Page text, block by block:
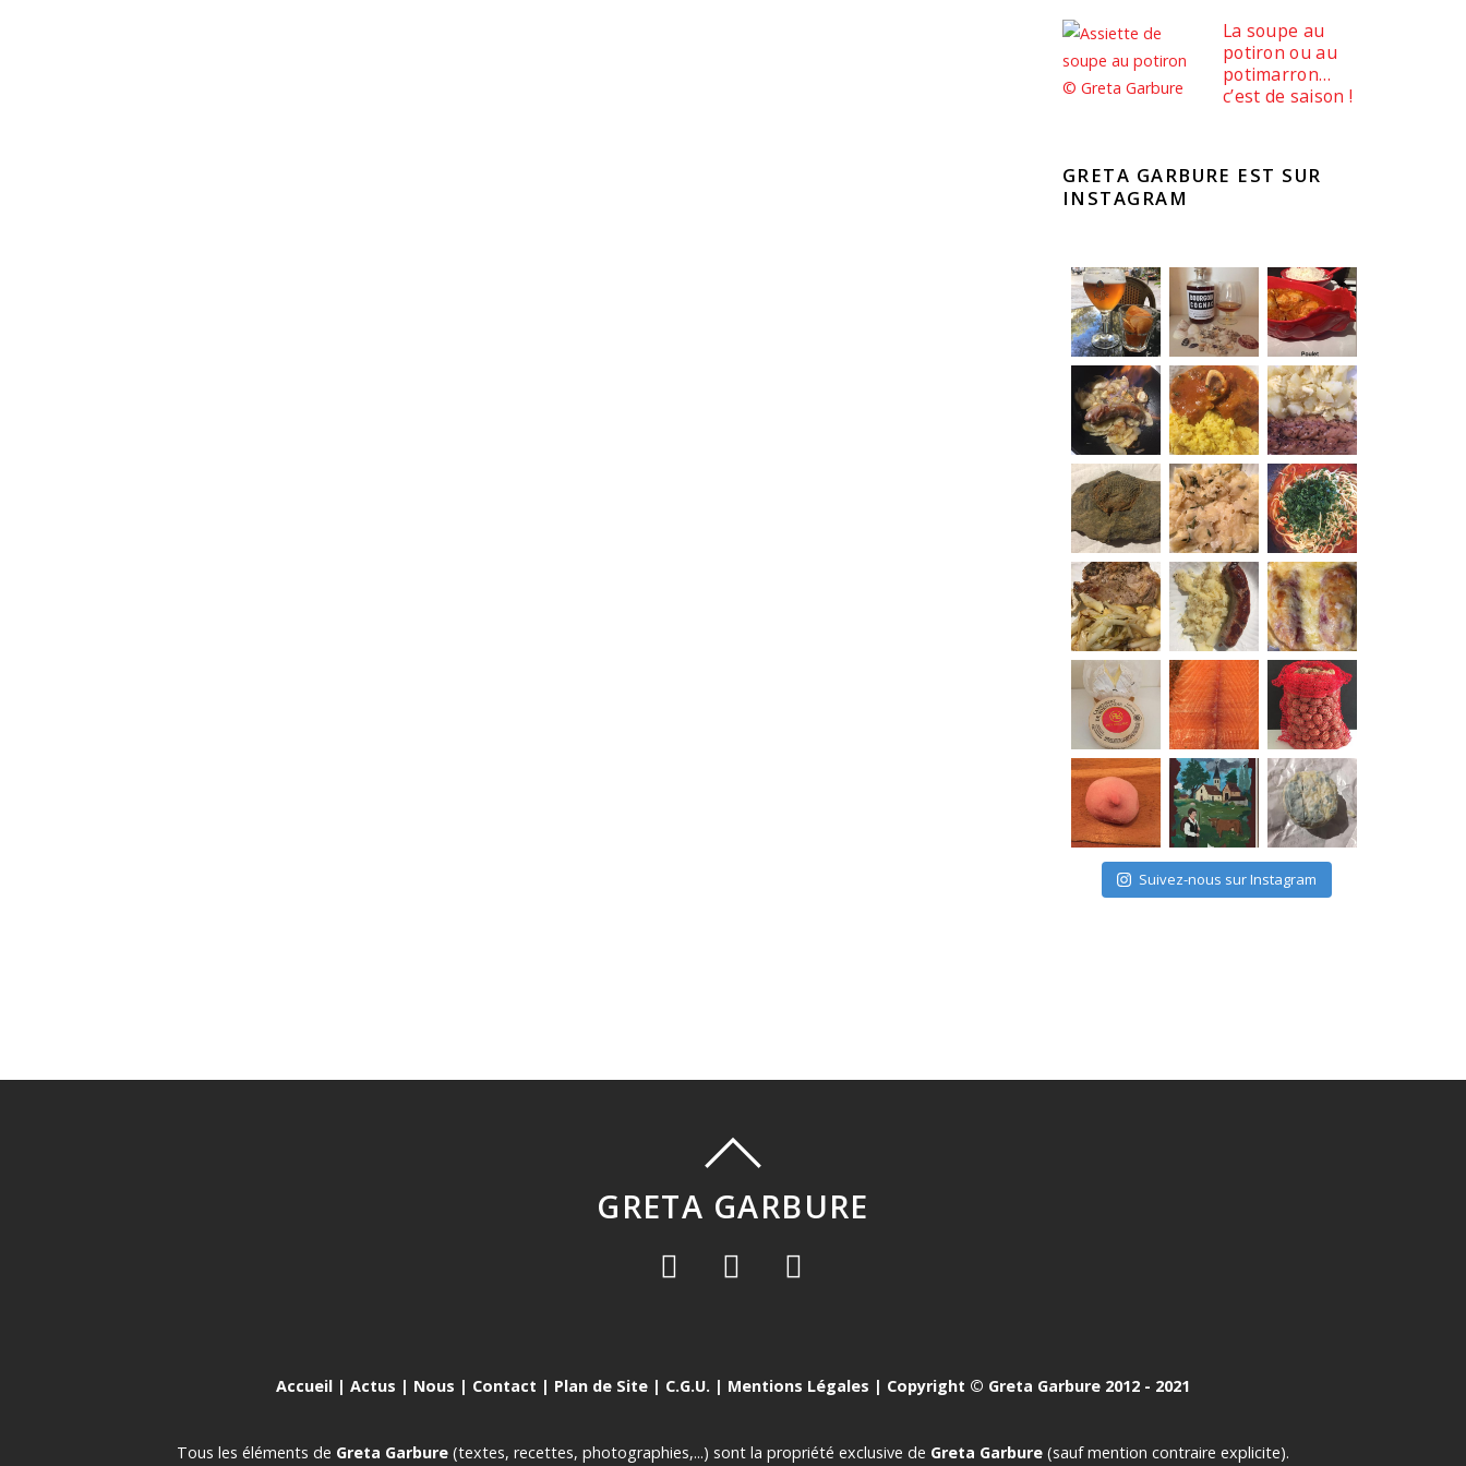
La soupe au
potiron ou au
potimarron…
c’est de saison !
GRETA GARBURE EST SUR
INSTAGRAM
Suivez-nous sur Instagram
GRETA GARBURE
Accueil | Actus | Nous | Contact | Plan de Site | C.G.U. | Mentions Légales | Copyright © Greta Garbure 2012 - 2021
Tous les éléments de Greta Garbure (textes, recettes, photographies,...) sont la propriété exclusive de Greta Garbure (sauf mention contraire explicite).